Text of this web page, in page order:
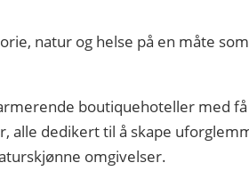
natur og helse på en måte
boutiquehoteller med
alle dedikert til å skape
omgivelser.